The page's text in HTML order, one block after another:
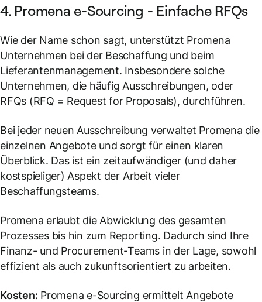
4. Promena e-Sourcing - Einfache RFQs
Wie der Name schon sagt, unterstützt Promena
Unternehmen bei der Beschaffung und beim
Lieferantenmanagement. Insbesondere solche
Unternehmen, die häufig Ausschreibungen, oder
RFQs (RFQ = Request for Proposals), durchführen.
Bei jeder neuen Ausschreibung verwaltet Promena die
einzelnen Angebote und sorgt für einen klaren
Überblick. Das ist ein zeitaufwändiger (und daher
kostspieliger) Aspekt der Arbeit vieler
Beschaffungsteams.
Promena erlaubt die Abwicklung des gesamten
Prozesses bis hin zum Reporting. Dadurch sind Ihre
Finanz- und Procurement-Teams in der Lage, sowohl
effizient als auch zukunftsorientiert zu arbeiten.
Kosten: Promena e-Sourcing ermittelt Angebote